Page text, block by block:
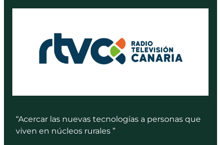
“Acercar las nuevas tecnologías a personas que
viven en núcleos rurales ”